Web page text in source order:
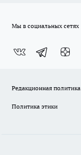
Мы в социальных сетях
Редакционная политика
Политика этики